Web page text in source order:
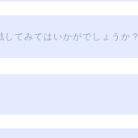
てみてはいかがでしょうか？